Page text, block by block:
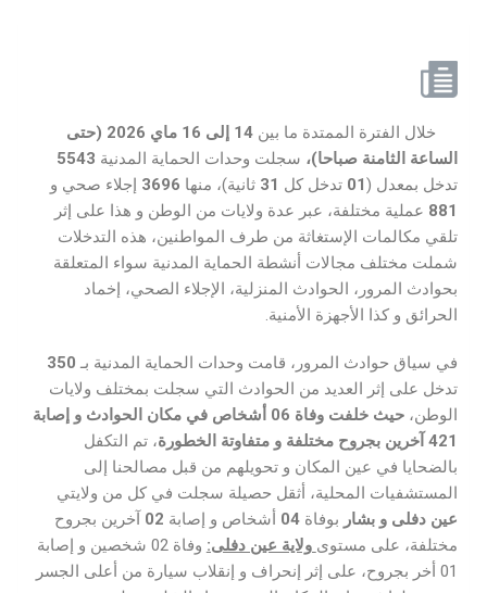
خلال الفترة الممتدة ما بين14 إلى 16 ماي 2026 (
حتى
الساعة الثامنة صباحا)، سجلت وحدات الحماية المدنية 5543
تدخل بمعدل (01 تدخل كل 31 ثانية)، منها 3696 إجلاء صحي و
881 عملية مختلفة، عبر عدة ولايات من الوطن و هذا على إثر
تلقي مكالمات الإستغاثة من طرف المواطنين، هذه التدخلات
شملت مختلف مجالات أنشطة الحماية المدنية سواء المتعلقة
بحوادث المرور، الحوادث المنزلية، الإجلاء الصحي، إخماد
الحرائق و كذا الأجهزة الأمنية.
في سياق حوادث المرور، قامت وحدات الحماية المدنية بـ 350
تدخل على إثر العديد من الحوادث التي سجلت بمختلف ولايات
الوطن،حيث خلفت وفاة أشخاص في مكان الحوادث و إصابة
421 آخرين بجروح مختلفة و متفاوتة الخطورة، تم التكفل
بالضحايا في عين المكان و تحويلهم من قبل مصالحنا إلى
المستشفيات المحلية، أثقل حصيلة سجلت في كل من ولايتي
عين دفلى و بشار بوفاة04 أشخاص و إصابة 02 آخرين بجروح
مختلفة، على مستوى ولاية عين دفلى:
وفاة 02 شخصين و إصابة
01 أخر بجروح، على إثر إنحراف و إنقلاب سيارة من أعلى الجسر